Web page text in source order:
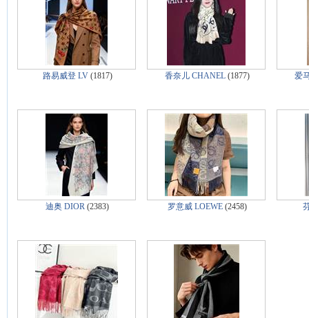
路易威登 LV(1817) 香奈儿 CHANEL(1877) 爱
迪奥 DIOR (2383) 罗意威 LOEWE(2458)